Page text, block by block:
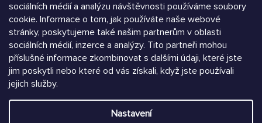
sociálních médií a analýzu návštěvnosti používáme soubory
cookie. Informace o tom, jak používáte naše webové
stránky, poskytujeme také našim partnerům v oblasti
sociálních médií, inzerce a analýzy. Tito partneři mohou
příslušné informace zkombinovat s dalšími údaji, které jste
jim poskytli nebo které od vás získali, když jste používali
jejich služby.
Nastavení
Árukereső.hu
Vytvořil Shoptet